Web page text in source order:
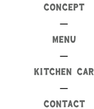
CONCEPT
MENU
KITCHEN CAR
CONTACT